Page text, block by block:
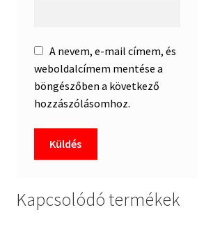
A nevem, e-mail címem, és
weboldalcímem mentése a
böngészőben a következő
hozzászólásomhoz.
Kapcsolódó termékek